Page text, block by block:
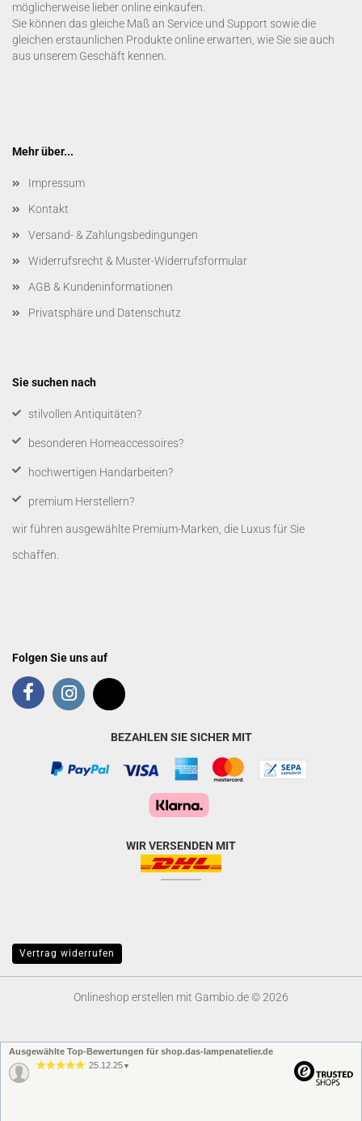
möglicherweise lieber online einkaufen.
Sie können das gleiche Maß an Service und Support sowie die
gleichen erstaunlichen Produkte online erwarten, wie Sie sie auch
aus unserem Geschäft kennen.
Mehr über...
Impressum
Kontakt
Versand- & Zahlungsbedingungen
Widerrufsrecht & Muster-Widerrufsformular
AGB & Kundeninformationen
Privatsphäre und Datenschutz
Sie suchen nach
​stilvollen Antiquitäten?
besonderen Homeaccessoires?
hochwertigen Handarbeiten?
premium Herstellern?
wir führen ausgewählte Premium-Marken, die Luxus für Sie
schaffen.
Folgen Sie uns auf
BEZAHLEN SIE SICHER MIT
WIR VERSENDEN MIT
Vertrag widerrufen
Onlineshop erstellen mit Gambio.de © 2026
Ausgewählte Top-Bewertungen für shop.das-lampenatelier.de
25.12.25 ▼